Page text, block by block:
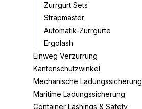
Zurrgurt Sets
Strapmaster
Automatik-Zurrgurte
Ergolash
Einweg Verzurrung
Kantenschutzwinkel
Mechanische Ladungssicherung
Maritime Ladungssicherung
Container Lashings & Safety